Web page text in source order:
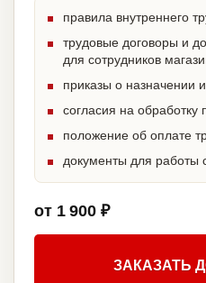
правила внутреннего
трудовые договоры и
для сотрудников
приказы о назначении
согласия на
положение об оплате
документы для работы
от 1 900 ₽
ЗАКАЗАТЬ